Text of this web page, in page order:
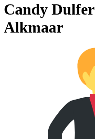
Candy
Alkmaar